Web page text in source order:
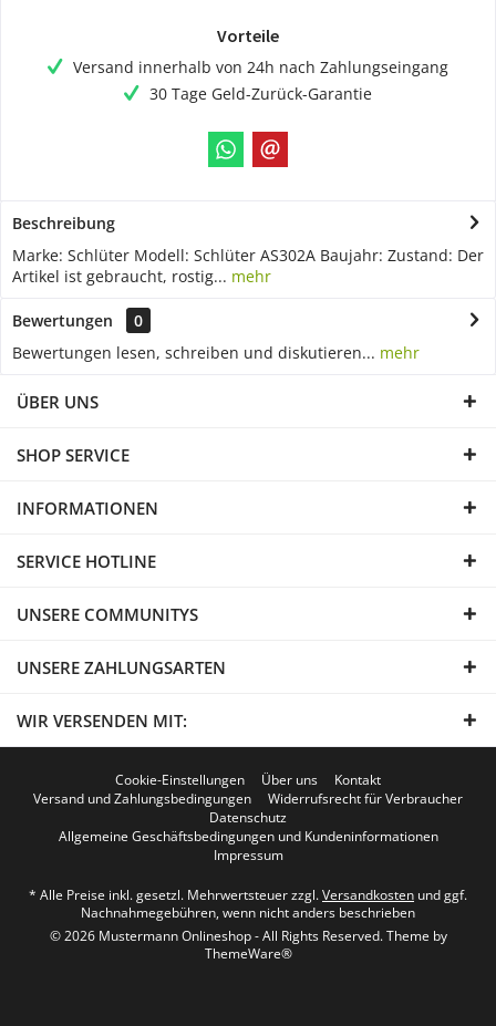
Vorteile
Versand innerhalb von 24h nach Zahlungseingang
30 Tage Geld-Zurück-Garantie
Beschreibung
Marke: Schlüter Modell: Schlüter AS302A Baujahr: Zustand: Der
Artikel ist gebraucht, rostig... mehr
Bewertungen
0
Bewertungen lesen, schreiben und diskutieren... mehr
ÜBER UNS
SHOP SERVICE
INFORMATIONEN
SERVICE HOTLINE
UNSERE COMMUNITYS
UNSERE ZAHLUNGSARTEN
WIR VERSENDEN MIT:
Cookie-Einstellungen Über uns
Kontakt
Versand und Zahlungsbedingungen
Widerrufsrecht für Verbraucher
Datenschutz
Allgemeine Geschäftsbedingungen und Kundeninformationen
Impressum
* Alle Preise inkl. gesetzl. Mehrwertsteuer zzgl.Versandkosten und ggf.
Nachnahmegebühren, wenn nicht anders beschrieben
© 2026 Mustermann Onlineshop - All Rights Reserved. Theme by
ThemeWare®